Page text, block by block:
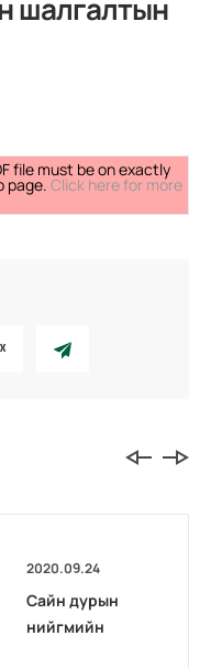
шалгалтын
file must be on exactly
page. Click here for more
2020.09.24
Сайн дурын
нийгмийн